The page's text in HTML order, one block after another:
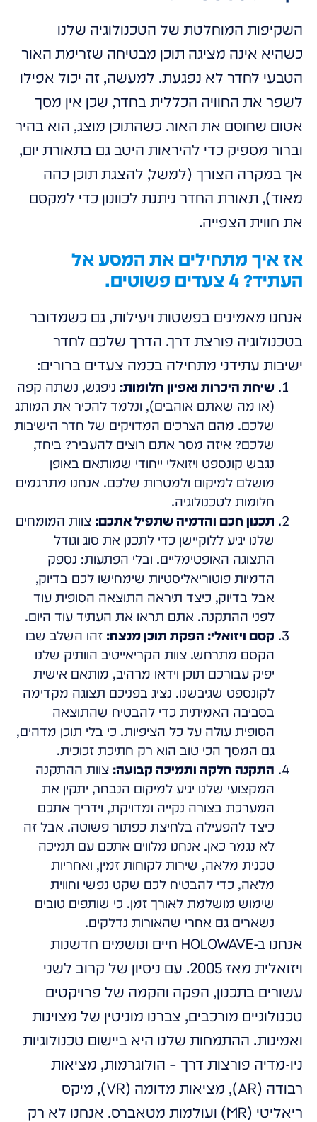
השקיפות המוחלטת של הטכנולוגיה שלנו
כשהיא אינה מציגה תוכן מבטיחה שזרימת האור
הטבעי לחדר לא נפגעת. למעשה, זה יכול אפילו
לשפר את החוויה הכללית בחדר, שכן אין מסך
אטום שחוסם את האור. כשהתוכן מוצג, הוא בהיר
וברור מספיק כדי להיראות היטב גם בתאורת יום,
אך במקרה הצורך (למשל, להצגת תוכן כהה
מאוד), תאורת החדר ניתנת לכוונון כדי למקסם
את חווית הצפייה.
אז איך מתחילים את המסע אל
העתיד? 4 צעדים פשוטים.
אנחנו מאמינים בפשטות ויעילות, גם כשמדובר
בטכנולוגיה פורצת דרך. הדרך שלכם לחדר
ישיבות עתידני מתחילה בכמה צעדים ברורים:
שיחת היכרות ואפיון חלומות: ניפגש, נשתה קפה
(או מה שאתם אוהבים), ונלמד להכיר את המותג
שלכם. מהם הצרכים המדויקים של חדר הישיבות
שלכם? איזה מסר אתם רוצים להעביר? ביחד,
נגבש קונספט ויזואלי ייחודי שמותאם באופן
מושלם למיקום ולמטרות שלכם. אנחנו מתרגמים
חלומות לטכנולוגיה.
תכנון חכם והדמיה שתפיל אתכם: צוות המומחים
שלנו יגיע ללוקיישן כדי לתכנן את סוג וגודל
התצוגה האופטימליים. ובלי הפתעות: נספק
הדמיות פוטוריאליסטיות שימחישו לכם בדיוק,
אבל בדיוק, כיצד תיראה התוצאה הסופית עוד
לפני ההתקנה. אתם תראו את העתיד עוד היום.
קסם ויזואלי: הפקת תוכן מנצח: זהו השלב שבו
הקסם מתרחש. צוות הקריאייטיב הוותיק שלנו
יפיק עבורכם תוכן וידאו מרהיב, מותאם אישית
לקונספט שגיבשנו. נציג בפניכם תצוגה מקדימה
בסביבה האמיתית כדי להבטיח שהתוצאה
הסופית עולה על כל הציפיות. כי בלי תוכן מדהים,
גם המסך הכי טוב הוא רק חתיכת זכוכית.
התקנה חלקה ותמיכה קבועה: צוות ההתקנה
המקצועי שלנו יגיע למיקום הנבחר, יתקין את
המערכת בצורה נקייה ומדויקת, וידריך אתכם
כיצד להפעילה בלחיצת כפתור פשוטה. אבל זה
לא נגמר כאן. אנחנו מלווים אתכם עם תמיכה
טכנית מלאה, שירות לקוחות זמין, ואחריות
מלאה, כדי להבטיח לכם שקט נפשי וחווית
שימוש מושלמת לאורך זמן. כי שותפים טובים
נשארים גם אחרי שהאורות נדלקים.
אנחנו ב-HOLOWAVE חיים ונושמים חדשנות
ויזואלית מאז 2005. עם ניסיון של קרוב לשני
עשורים בתכנון, הפקה והקמה של פרויקטים
טכנולוגיים מורכבים, צברנו מוניטין של מצוינות
ואמינות. ההתמחות שלנו היא ביישום טכנולוגיות
ניו-מדיה פורצות דרך – הולוגרמות, מציאות
רבודה (AR), מציאות מדומה (VR), מיקס
ריאליטי (MR) ועולמות מטאברס. אנחנו לא רק